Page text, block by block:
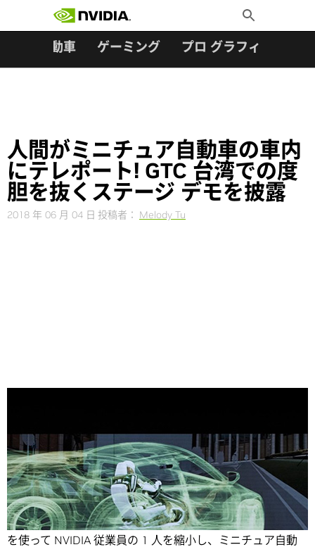
Toggle
Search
自動車 ゲーミング プロ グラフィックス
人間がミニチュア自動車の車内
にテレポート! GTC 台湾での度
胆を抜くステージ デモを披露
2018 年 06 月 04 日 投稿者： Melody Tu
NVIDIA CEO のジェンスン フアン (Jensen Huang) は、VR
を使って NVIDIA 従業員の 1 人を縮小し、ミニチュア自動